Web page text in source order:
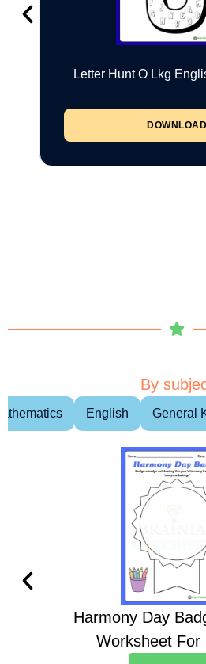
Letter Hunt O Lkg
DOWNLOAD
By
English General
Harmony Day
Worksheet For